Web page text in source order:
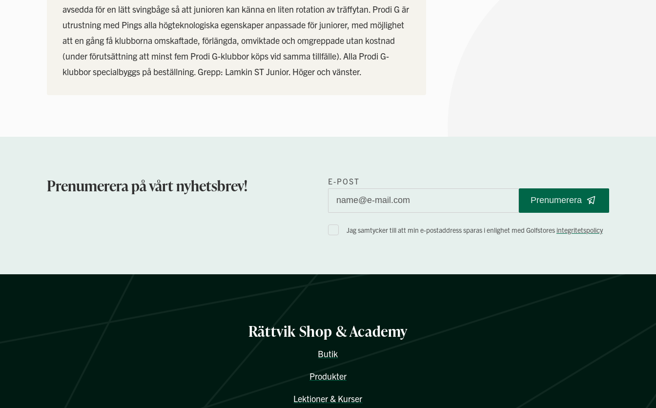
avsedda för en lätt svingbåge så att junioren kan känna en liten rotation av träffytan. Prodi G är
utrustning med Pings alla högteknologiska egenskaper anpassade för juniorer, med möjlighet
att en gång få klubborna omskaftade, förlängda, omviktade och omgreppade utan kostnad
(under förutsättning att minst fem Prodi G-klubbor köps vid samma tillfälle). Alla Prodi G-
klubbor specialbyggs på beställning. Grepp: Lamkin ST Junior. Höger och vänster.
Prenumerera på vårt nyhetsbrev!
E-POST
Prenumerera
Jag samtycker till att min e-postaddress sparas i enlighet med Golfstores integritetspolicy
Rättvik Shop & Academy
Butik
Produkter
Lektioner & Kurser